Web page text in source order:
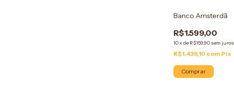
Banco Amsterdã
R$1.599,00
10xde R$159,90 sem juros
R$1.439,10 com Pix
Comprar